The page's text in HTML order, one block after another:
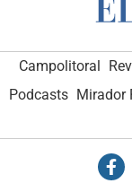
Campolitoral
Podcasts Mirador